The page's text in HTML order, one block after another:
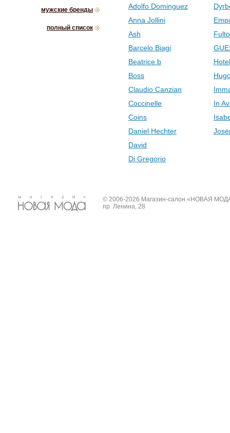
мужские бренды
полный список
Adolfo Dominguez
Anna Jollini
Ash
Barcelo Biagi
Beatrice.b
Boss
Claudio Canzian
Coccinelle
Coins
Daniel Hechter
David
Di Gregorio
In
© 2006-2026 Магазин-салон «НОВАЯ
пр. Ленина, 28